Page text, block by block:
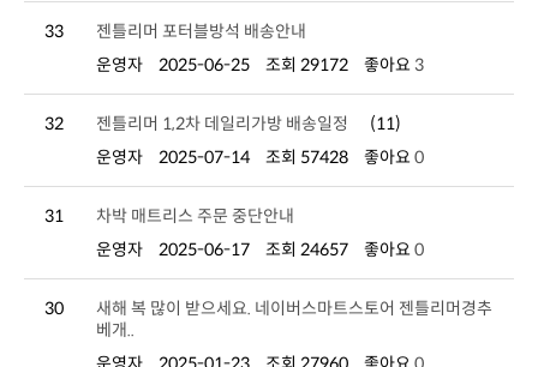
33
젠틀리머 포터블방석 배송안내
운영자
2025-06-25 조회 29172 좋아요 3
32 젠틀리머 1,2차 데일리가방 배송일정
(11)
운영자
2025-07-14 조회 57428 좋아요 0
31
차박 매트리스 주문 중단안내
운영자
2025-06-17 조회 24657 좋아요 0
30
베개..